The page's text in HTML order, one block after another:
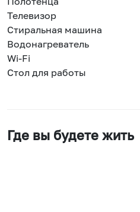
Телевизор
Стиральная машина
Водонагреватель
Wi-Fi
Стол для работы
Где вы будете жить